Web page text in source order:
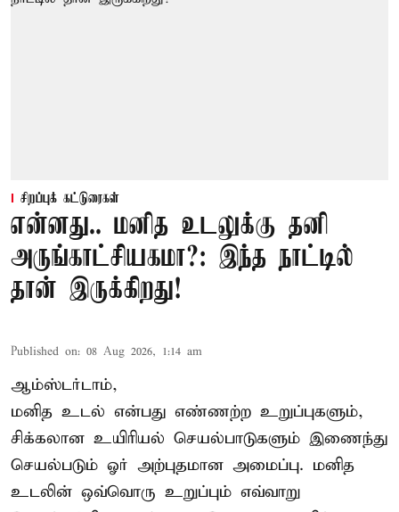
சிறப்புக் கட்டுரைகள்
என்னது.. மனித உடலுக்கு தனி
அருங்காட்சியகமா?: இந்த நாட்டில்
தான் இருக்கிறது!
Published on: 08 Aug 2026, 1:14 am
ஆம்ஸ்டர்டாம்,
மனித உடல் என்பது எண்ணற்ற உறுப்புகளும்,
சிக்கலான உயிரியல் செயல்பாடுகளும் இணைந்து
செயல்படும் ஓர் அற்புதமான அமைப்பு. மனித
உடலின் ஒவ்வொரு உறுப்பும் எவ்வாறு